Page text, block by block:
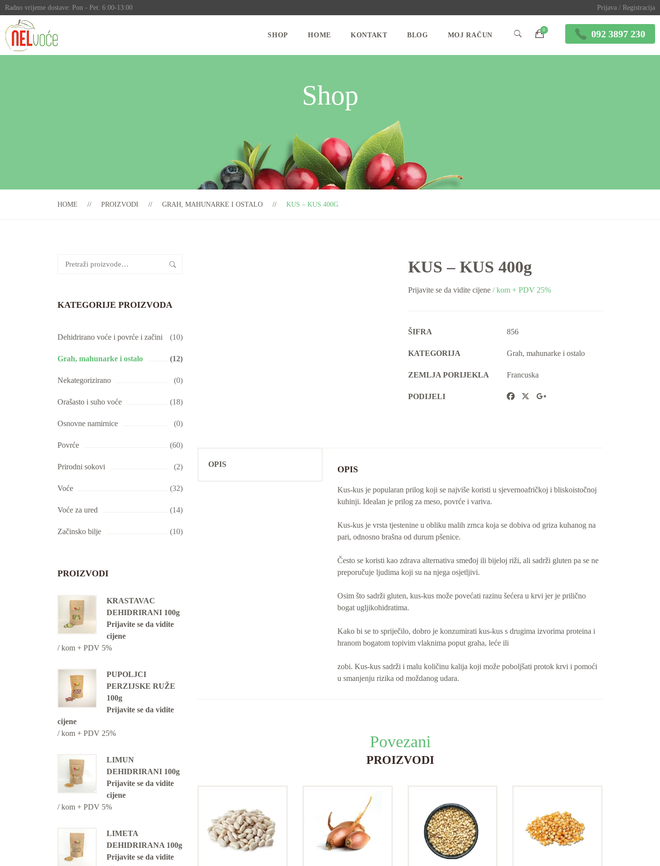
Radno vrijeme dostave: Pon - Pet: 6:00-13:00 Prijava / Registracija
SHOP HOME KONTAKT BLOG MOJ RAČUN 092 3897 230
Shop
HOME PROIZVODI GRAH, MAHUNARKE I OSTALO KUS – KUS 400G
KATEGORIJE PROIZVODA
Dehidrirano voće i povrće i začini (10)
Grah, mahunarke i ostalo (12)
Nekategorizirano (0)
Orašasto i suho voće (18)
Osnovne namirnice (0)
Povrće (60)
Prirodni sokovi (2)
Voće (32)
Voće za ured (14)
Začinsko bilje (10)
PROIZVODI
KRASTAVAC
DEHIDRIRANI 100g
Prijavite se da vidite
cijene
/ kom + PDV 5%
PUPOLJCI
PERZIJSKE RUŽE
100g
Prijavite se da vidite
cijene
/ kom + PDV 25%
LIMUN
DEHIDRIRANI 100g
Prijavite se da vidite
cijene
/ kom + PDV 5%
LIMETA
DEHIDRIRANA 100g
Prijavite se da vidite
KUS – KUS 400g
Prijavite se da vidite cijene / kom + PDV 25%
ŠIFRA 856
KATEGORIJA Grah, mahunarke i ostalo
ZEMLJA PORIJEKLA Francuska
PODIJELI
OPIS
OPIS
Kus-kus je popularan prilog koji se najviše koristi u sjevernoafričkoj i bliskoistočnoj
kuhinji. Idealan je prilog za meso, povrće i variva.
Kus-kus je vrsta tjestenine u obliku malih zrnca koja se dobiva od griza kuhanog na
pari, odnosno brašna od durum pšenice.
Često se koristi kao zdrava alternativa smeđoj ili bijeloj riži, ali sadrži gluten pa se ne
preporučuje ljudima koji su na njega osjetljivi.
Osim što sadrži gluten, kus-kus može povećati razinu šećera u krvi jer je prilično
bogat ugljikohidratima.
Kako bi se to spriječilo, dobro je konzumirati kus-kus s drugima izvorima proteina i
hranom bogatom topivim vlaknima poput graha, leće ili
zobi. Kus-kus sadrži i malu količinu kalija koji može poboljšati protok krvi i pomoći
u smanjenju rizika od moždanog udara.
Povezani
PROIZVODI